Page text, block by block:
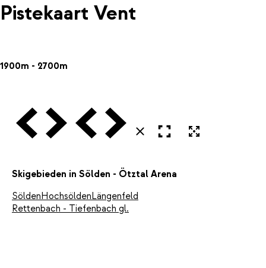
Pistekaart Vent
1900m - 2700m
Vorige VolgendeVorige Volgende
SluitenOpen in volledig scherm
Skigebieden in Sölden - Ötztal Arena
SöldenHochsöldenLängenfeld
Rettenbach - Tiefenbach gl.